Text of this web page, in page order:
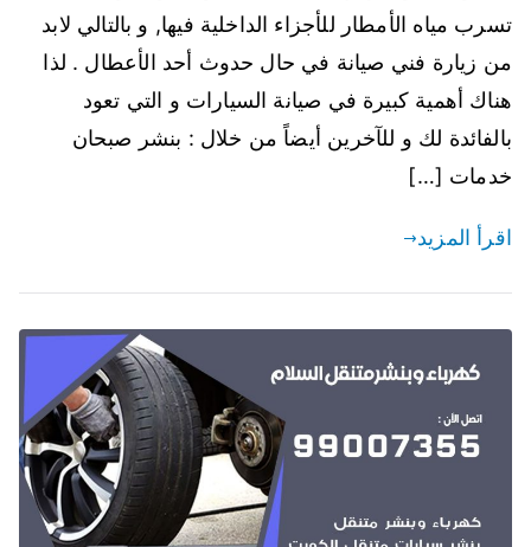
تسرب مياه الأمطار للأجزاء الداخلية فيها, و بالتالي لابد
من زيارة فني صيانة في حال حدوث أحد الأعطال . لذا
هناك أهمية كبيرة في صيانة السيارات و التي تعود
بالفائدة لك و للآخرين أيضاً من خلال : بنشر صبحان
خدمات […]
اقرأ المزيد